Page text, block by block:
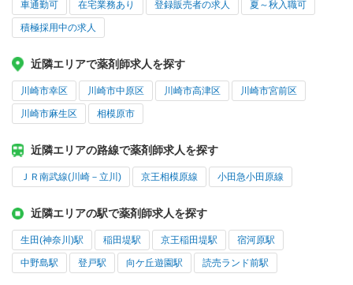
車通勤可 在宅業務あり 登録販売者の求人 夏～秋入職可
積極採用中の求人
近隣エリアで薬剤師求人を探す
川崎市幸区 川崎市中原区 川崎市高津区 川崎市宮前区
川崎市麻生区 相模原市
近隣エリアの路線で薬剤師求人を探す
ＪＲ南武線(川崎－立川) 京王相模原線 小田急小田原線
近隣エリアの駅で薬剤師求人を探す
生田(神奈川)駅 稲田堤駅 京王稲田堤駅 宿河原駅
中野島駅 登戸駅 向ケ丘遊園駅 読売ランド前駅